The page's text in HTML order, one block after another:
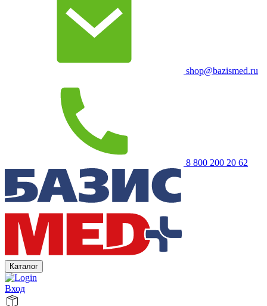
shop@bazismed.ru
8 800 200 20 62
Каталог
Вход